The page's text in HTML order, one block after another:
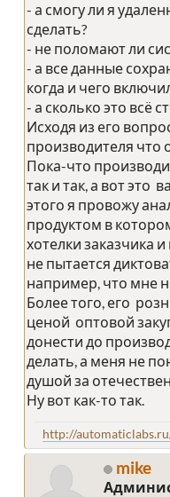
- а смогу ли я
сделать?
- не поломают ли
- а все данные
когда и чего
- а сколько это всё
Исходя из его
производителя
Пока-что
так и так, а вот это
этого я провожу
продуктом в
хотелки заказчика
не пытается
например, что мне
Более того, его
ценой оптовой
донести до
делать, а меня не
душой за
Ну вот как-то так.
http://
mike